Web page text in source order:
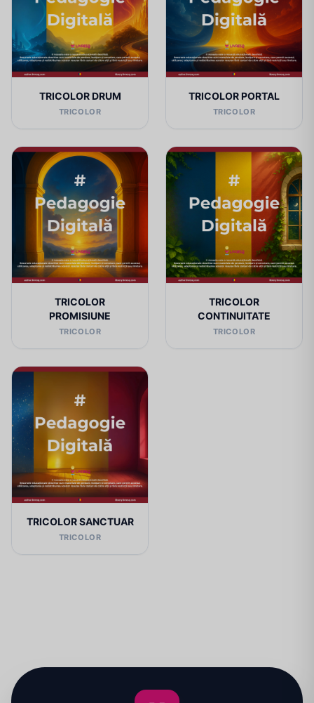
TRICOLOR DRUM
TRICOLOR
TRICOLOR PORTAL
TRICOLOR
TRICOLOR
PROMISIUNE
TRICOLOR
TRICOLOR
CONTINUITATE
TRICOLOR
TRICOLOR SANCTUAR
TRICOLOR